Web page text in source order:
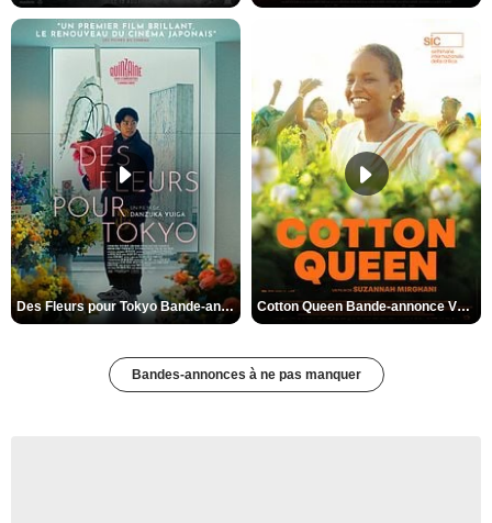
Des Fleurs pour Tokyo Bande-annonce VO STFR Cotton Queen Bande-annonce VO STFR
Bandes-annonces à ne pas manquer